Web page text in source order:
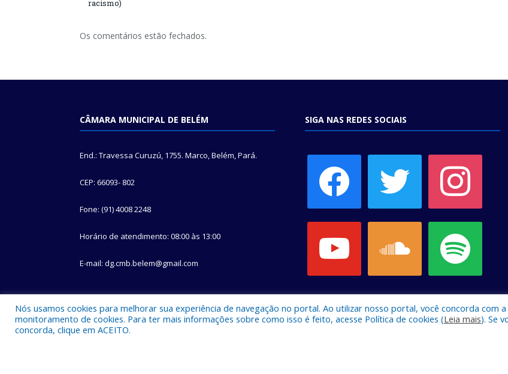
racismo)
Os comentários estão fechados.
CÂMARA MUNICIPAL DE BELÉM
End.: Travessa Curuzú, 1755. Marco, Belém, Pará.
CEP: 66093- 802
Fone: (91) 4008 2248
Horário de atendimento: 08:00 às 13:00
E-mail: dg.cmb.belem@gmail.com
SIGA NAS REDES SOCIAIS
Nós usamos cookies para melhorar sua experiência de navegação no portal. Ao utilizar nosso portal, você concorda com
monitoramento de cookies. Para ter mais informações sobre como isso é feito, acesse Política de cookies (Leia mais). Se
concorda, clique em ACEITO.